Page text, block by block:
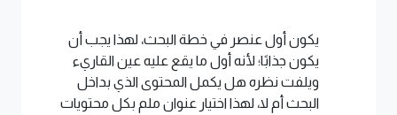
يكون أول عنصر في خطة البحث، لهذا يجب أن
يكون جذابًا؛ لأنه أول ما يقع عليه عين القاريء
ويلفت نظره هل يكمل المحتوى الذي بداخل
البحث أم لا، لهذا اختيار عنوان ملم بكل محتويات